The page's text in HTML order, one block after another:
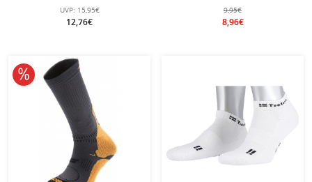
UVP: 15,95€
12,76€
9,95€
8,96€
10% reduziert